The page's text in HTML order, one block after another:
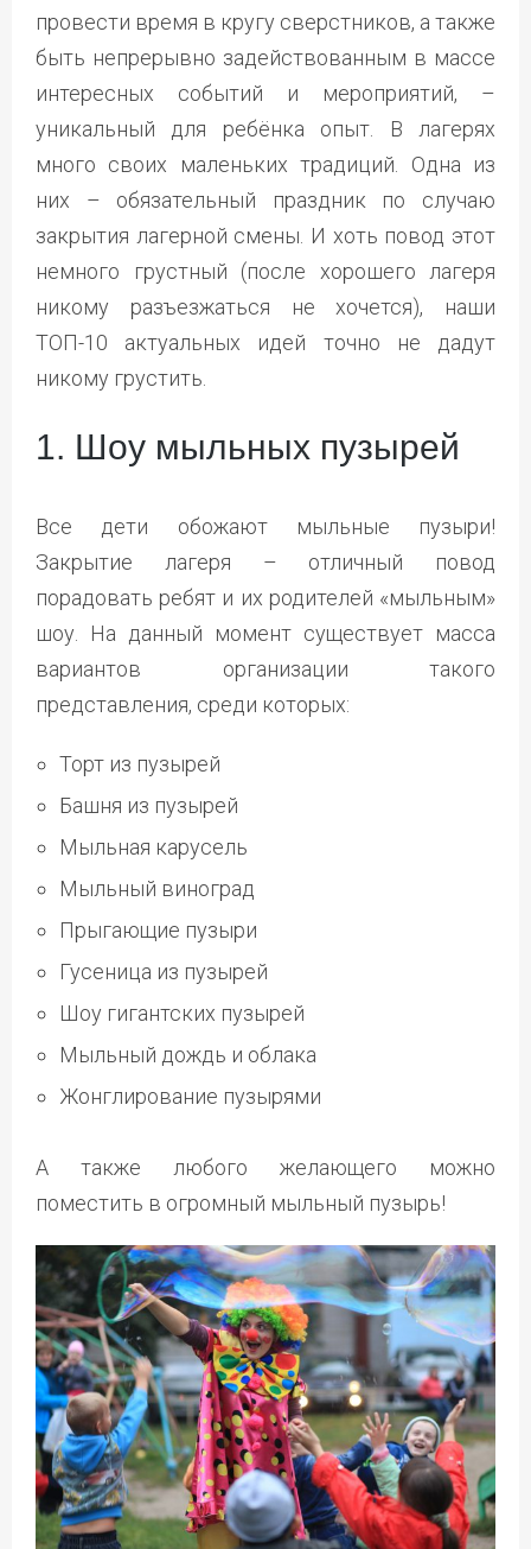
провести время в кругу сверстников, а также
быть непрерывно задействованным в массе
интересных событий и мероприятий, –
уникальный для ребёнка опыт. В лагерях
много своих маленьких традиций. Одна из
них – обязательный праздник по случаю
закрытия лагерной смены. И хоть повод этот
немного грустный (после хорошего лагеря
никому разъезжаться не хочется), наши
ТОП-10 актуальных идей точно не дадут
никому грустить.
1. Шоу мыльных пузырей
Все дети обожают мыльные пузыри!
Закрытие лагеря – отличный повод
порадовать ребят и их родителей «мыльным»
шоу. На данный момент существует масса
вариантов организации такого
представления, среди которых:
Торт из пузырей
Башня из пузырей
Мыльная карусель
Мыльный виноград
Прыгающие пузыри
Гусеница из пузырей
Шоу гигантских пузырей
Мыльный дождь и облака
Жонглирование пузырями
А также любого желающего можно
поместить в огромный мыльный пузырь!